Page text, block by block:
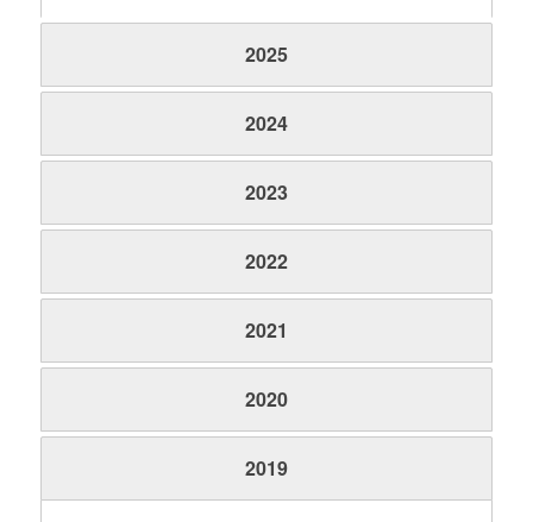
2025
2024
2023
2022
2021
2020
2019